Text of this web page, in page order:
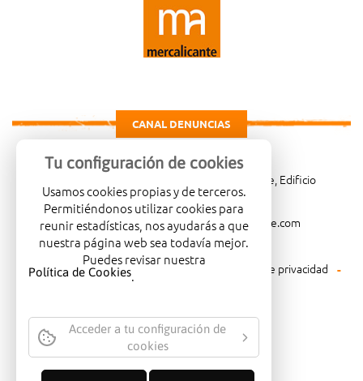
CANAL DENUNCIAS
Carretera de Madrid Km. 4, 03114 Alicante, Edificio
Administrativo, planta 3ª
966081001
merca@mercalicante.com
Aviso legal Política de cookies
Política de privacidad
Política medioambiental
EMPRESA CERTIFICADA CON EL
Tu configuración de cookies
Usamos cookies propias y de terceros.
Permitiéndonos utilizar cookies para
reunir estadísticas, nos ayudarás a que
nuestra página web sea todavía mejor.
Puedes revisar nuestra
Política de Cookies.
Acceder a tu configuración de
cookies